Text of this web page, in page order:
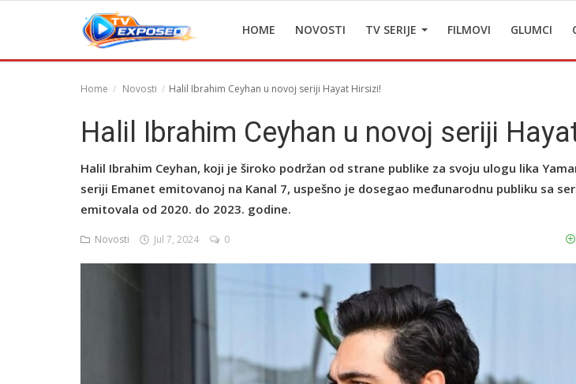
HOME NOVOSTI TV SERIJE FILMOVI GLUMCI
Home Novosti Halil Ibrahim Ceyhan u novoj seriji Hayat Hirsizi!
Halil Ibrahim Ceyhan u novoj seriji
Halil Ibrahim Ceyhan, koji je široko podržan od strane publike za svoju ulogu lika
seriji Emanet emitovanoj na Kanal 7, uspešno je dosegao međunarodnu publiku sa
emitovala od 2020. do 2023. godine.
Novosti Jul 7, 2024 0